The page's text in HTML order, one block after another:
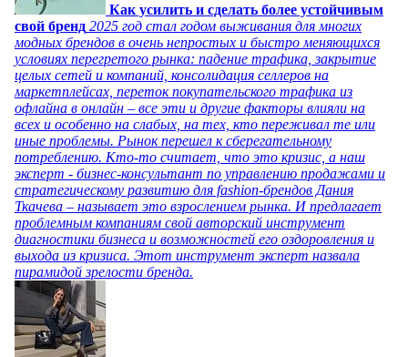
Как усилить и сделать более устойчивым
свой бренд 2025 год стал годом выживания для многих
модных брендов в очень непростых и быстро меняющихся
условиях перегретого рынка: падение трафика, закрытие
целых сетей и компаний, консолидация селлеров на
маркетплейсах, переток покупательского трафика из
офлайна в онлайн – все эти и другие факторы влияли на
всех и особенно на слабых, на тех, кто переживал те или
иные проблемы. Рынок перешел к сберегательному
потреблению. Кто-то считает, что это кризис, а наш
эксперт - бизнес-консультант по управлению продажами и
стратегическому развитию для fashion-брендов Дания
Ткачева – называет это взрослением рынка. И предлагает
проблемным компаниям свой авторский инструмент
диагностики бизнеса и возможностей его оздоровления и
выхода из кризиса. Этот инструмент эксперт назвала
пирамидой зрелости бренда.